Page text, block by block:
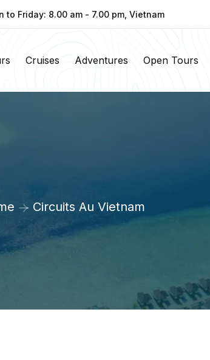
to Friday: 8.00 am - 7.00 pm, Vietnam
Cruises Adventures Open Tours
Circuits Au Vietnam